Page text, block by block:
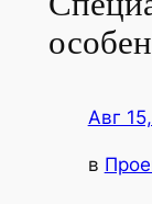
Авг
в